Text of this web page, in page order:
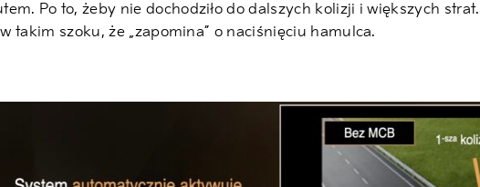
Po to, żeby nie dochodziło do dalszych kolizji i większych
takim szoku, że „zapomina” o naciśnięciu hamulca.